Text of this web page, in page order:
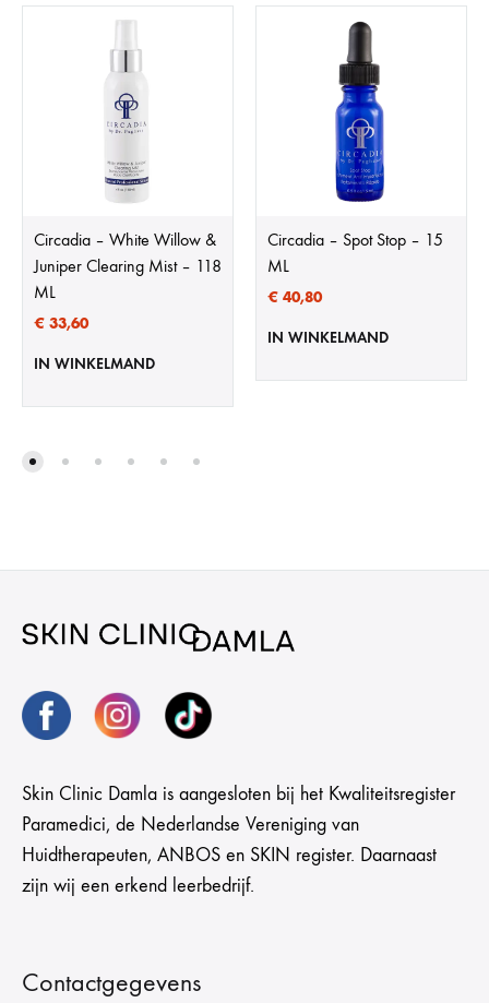
Circadia – White Willow &
Juniper Clearing Mist – 118
ML
€ 33,60
IN WINKELMAND
Circadia – Spot Stop – 15
ML
€ 40,80
IN WINKELMAND
Skin Clinic Damla is aangesloten bij het Kwaliteitsregister
Paramedici, de Nederlandse Vereniging van
Huidtherapeuten, ANBOS en SKIN register. Daarnaast
zijn wij een erkend leerbedrijf.
Contactgegevens